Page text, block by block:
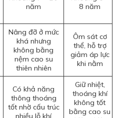
năm
8 năm
Nâng đỡ ở mức
khá nhưng
không bằng
nệm cao su
thiên nhiên
Ôm sát cơ
thể, hỗ trợ
giảm áp lực
khi nằm
Có khả năng
thông thoáng
tốt nhờ cấu trúc
nhiều lỗ khí
Giữ nhiệt,
thoáng khí
không tốt
bằng cao su